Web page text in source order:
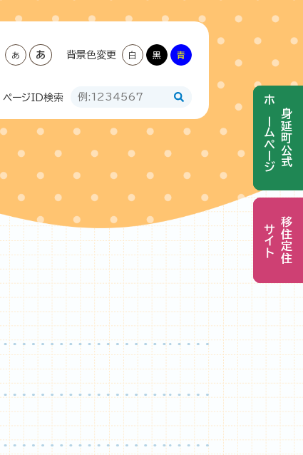
あ あ 背景色変更 白 黒 青
ページID検索
身延町公式
ホームページ
移住定住
サイト
身延町公式
ホームページ
移住定住
サイト